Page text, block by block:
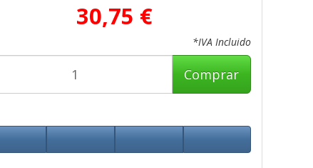
30,75 €
*IVA Incluido
Comprar